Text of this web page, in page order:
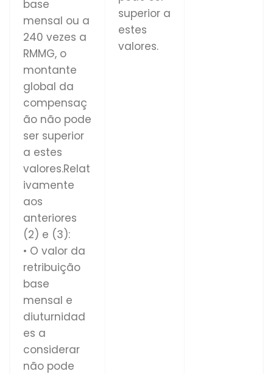
base
mensal ou a
240 vezes a
RMMG, o
montante
global da
compensaç
ão não pode
ser superior
a estes
valores.Relat
ivamente
aos
anteriores
(2) e (3):
• O valor da
retribuição
base
mensal e
diuturnidad
es a
considerar
não pode
superior a
estes
valores.